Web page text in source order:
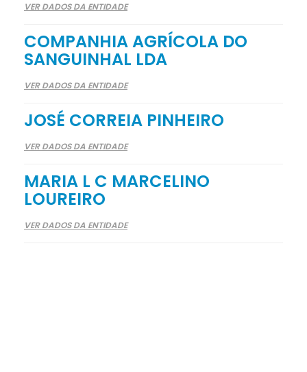
VER DADOS DA ENTIDADE
COMPANHIA AGRÍCOLA DO
SANGUINHAL LDA
VER DADOS DA ENTIDADE
JOSÉ CORREIA PINHEIRO
VER DADOS DA ENTIDADE
MARIA L C MARCELINO
LOUREIRO
VER DADOS DA ENTIDADE